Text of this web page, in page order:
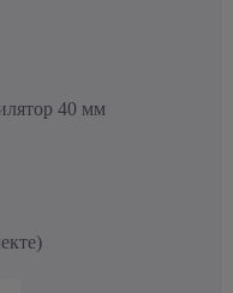
40 мм